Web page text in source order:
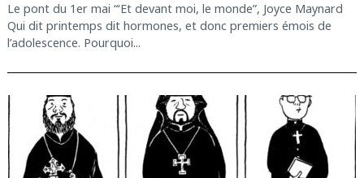
Le pont du 1er mai “‘Et devant moi, le monde”, Joyce Maynard
Qui dit printemps dit hormones, et donc premiers émois de
l’adolescence. Pourquoi...